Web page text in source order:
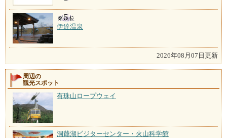
伊達温泉
2026年08月07日更新
周辺の
観光スポット
有珠山ロープウェイ
洞爺湖ビジターセンター・火山科学館